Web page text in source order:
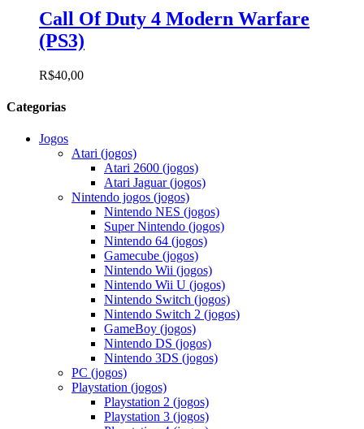
Call Of Duty 4 Modern Warfare
(PS3)
R$40,00
Categorias
Jogos
Atari (jogos)
Atari 2600 (jogos)
Atari Jaguar (jogos)
Nintendo jogos (jogos)
Nintendo NES (jogos)
Super Nintendo (jogos)
Nintendo 64 (jogos)
Gamecube (jogos)
Nintendo Wii (jogos)
Nintendo Wii U (jogos)
Nintendo Switch (jogos)
Nintendo Switch 2 (jogos)
GameBoy (jogos)
Nintendo DS (jogos)
Nintendo 3DS (jogos)
PC (jogos)
Playstation (jogos)
Playstation 2 (jogos)
Playstation 3 (jogos)